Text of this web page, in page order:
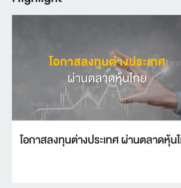
โอกาสลงทุนต่างประเทศ ผ่านตลาดหุ้น